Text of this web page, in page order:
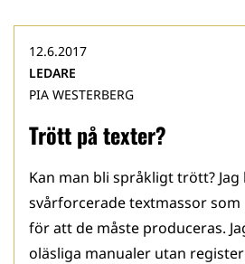
Trött på texter?
12.6.2017
LEDARE
PIA WESTERBERG
Kan man bli språkligt trött?
svårforcerade textmassor
för att de måste produceras.
oläsliga manualer utan